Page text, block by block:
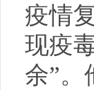
疫情
现疫
余”。